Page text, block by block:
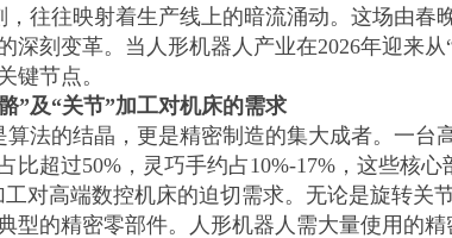
，往往映射着生产线上的暗流涌动。这场由
深刻变革。当人形机器人产业在2026年迎来
键节点。
”及“关节”加工对机床的需求
算法的结晶，更是精密制造的集大成者。一
比超过50%，灵巧手约占10%-17%，这些核
工对高端数控机床的迫切需求。无论是旋转
型的精密零部件。人形机器人需大量使用的